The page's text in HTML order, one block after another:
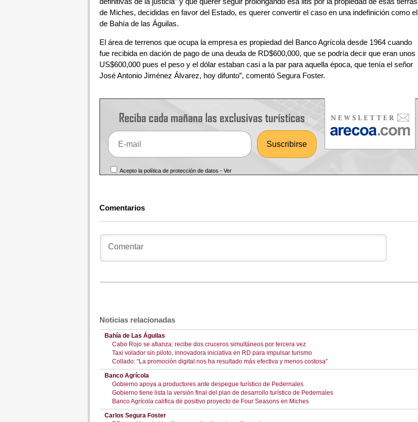
de Miches, decididas en favor del Estado, es querer convertir el caso en una indefinición como el
de Bahía de las Águilas.
El área de terrenos que ocupa la empresa es propiedad del Banco Agrícola desde 1964 cuando
fue recibida en dación de pago de una deuda de RD$600,000, que se podría decir que eran unos
US$600,000 pues el peso y el dólar estaban casi a la par para aquella época, que tenía el señor
José Antonio Jiménez Álvarez, hoy difunto”, comentó Segura Foster.
Acepto la política de protección de datos -Ver
Comentarios
Noticias relacionadas
Bahía de Las Águilas
Cabo Rojo se afianza: recibe dos cruceros simultáneos por tercera vez
Taxi volador sin piloto, innovadora iniciativa en RD para impulsar turismo
Collado: “La promoción digital nos ha resultado más efectiva y menos costosa”
Banco Agrícola
Gobierno apoya a productores ante despegue turístico de Pedernales
Gobierno tiene lista la versión final del plan de desarrollo turístico de Pedernales
Banco Agrícola califica de positivo proyecto de Four Seasons en Miches
Carlos Segura Foster